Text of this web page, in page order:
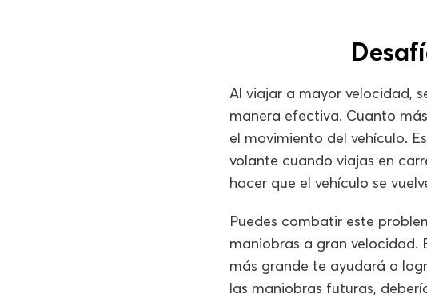
Al viajar a mayor velocidad,
manera efectiva. Cuanto
el movimiento del vehículo.
volante cuando viajas en
hacer que el vehículo se
Puedes combatir este
maniobras a gran velocidad.
más grande te ayudará a
las maniobras futuras,